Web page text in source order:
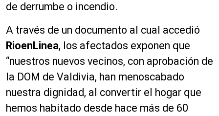
de derrumbe o incendio.
A través de un documento al cual accedió
RioenLinea, los afectados exponen que
“nuestros nuevos vecinos, con aprobación de
la DOM de Valdivia, han menoscabado
nuestra dignidad, al convertir el hogar que
hemos habitado desde hace más de 60